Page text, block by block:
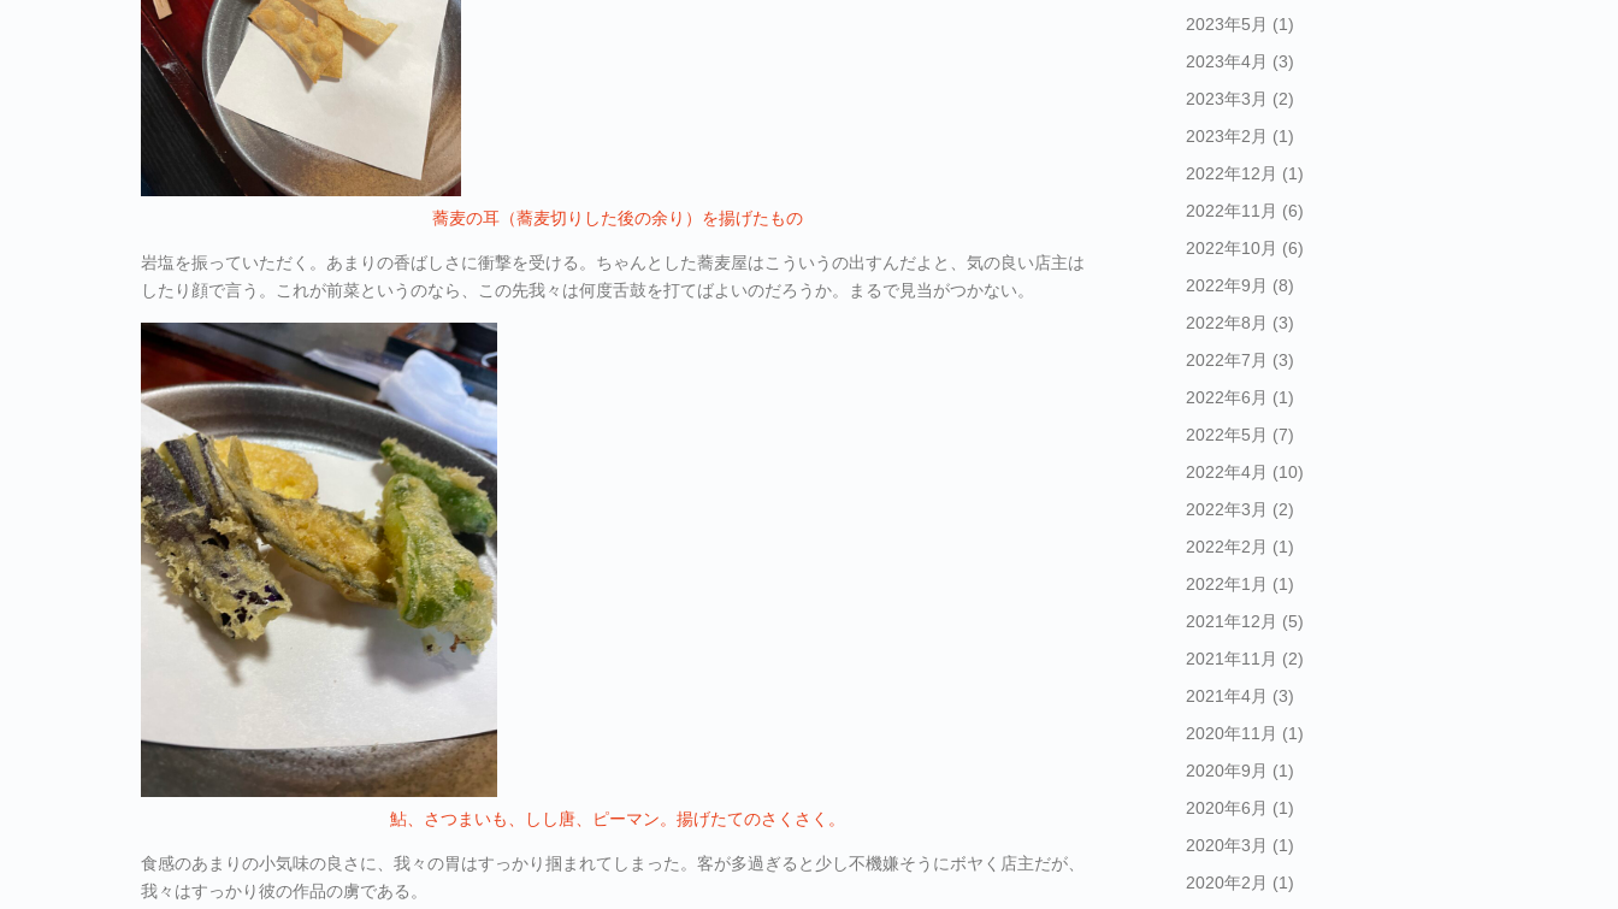
蕎麦の耳（蕎麦切りした後の余り）を揚げたもの
岩塩を振っていただく。あまりの香ばしさに衝撃を受ける。ちゃんとした蕎麦屋はこういうの出すんだよと、気の良い店主は
したり顔で言う。これが前菜というのなら、この先我々は何度舌鼓を打てばよいのだろうか。まるで見当がつかない。
鮎、さつまいも、しし唐、ピーマン。揚げたてのさくさく。
食感のあまりの小気味の良さに、我々の胃はすっかり掴まれてしまった。客が多過ぎると少し不機嫌そうにボヤく店主だが、
我々はすっかり彼の作品の虜である。
2023年5月 (1)
2023年4月 (3)
2023年3月 (2)
2023年2月 (1)
2022年12月 (1)
2022年11月 (6)
2022年10月 (6)
2022年9月 (8)
2022年8月 (3)
2022年7月 (3)
2022年6月 (1)
2022年5月 (7)
2022年4月 (10)
2022年3月 (2)
2022年2月 (1)
2022年1月 (1)
2021年12月 (5)
2021年11月 (2)
2021年4月 (3)
2020年11月 (1)
2020年9月 (1)
2020年6月 (1)
2020年3月 (1)
2020年2月 (1)